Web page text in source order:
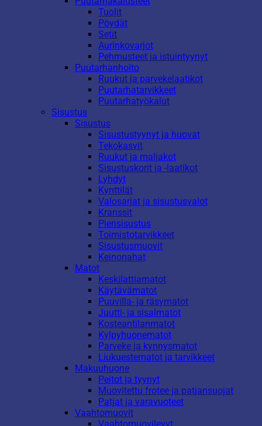
Tuolit
Pöydät
Setit
Aurinkovarjot
Pehmusteet ja istuintyynyt
Puutarhanhoito
Ruukut ja parvekelaatikot
Puutarhatarvikkeet
Puutarhatyökalut
Sisustus
Sisustus
Sisustustyynyt ja huovat
Tekokasvit
Ruukut ja maljakot
Sisustuskorit ja -laatikot
Lyhdyt
Kynttilät
Valosarjat ja sisustusvalot
Kranssit
Piensisustus
Toimistotarvikkeet
Sisustusmuovit
Keinonahat
Matot
Keskilattiamatot
Käytävämatot
Puuvilla- ja räsymatot
Juutti- ja sisalmatot
Kosteantilanmatot
Kylpyhuonematot
Parveke ja kynnysmatot
Liukuestematot ja tarvikkeet
Makuuhuone
Peitot ja tyynyt
Muovitettu frotee ja patjansuojat
Patjat ja varavuoteet
Vaahtomuovit